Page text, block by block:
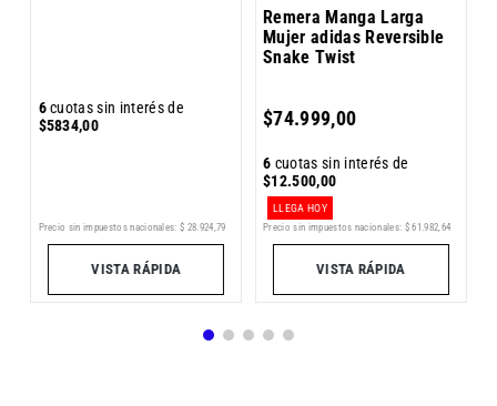
6cuotas sin interés de
$5834,00
Precio sin impuestos nacionales: $ 28.924,79
VISTA RÁPIDA
Remera Manga Larga
Mujer adidas Reversible
Snake Twist
$74.999,00
6 cuotas sin interés de
$12.500,00
LLEGA HOY
Precio sin impuestos nacionales: $ 61 .982,64
VISTA RÁPIDA